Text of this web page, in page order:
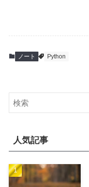
ノート Python
人気記事